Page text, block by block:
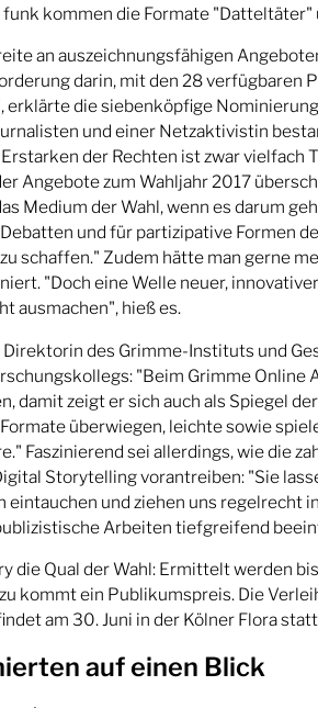
funk kommen die Formate "Datteltäter"
an auszeichnungsfähigen
darin, mit den 28 verfügbaren
erklärte die siebenköpfige
und einer Netzaktivistin
Erstarken der Rechten ist zwar vielfach
Angebote zum Wahljahr 2017
Medium der Wahl, wenn es darum
und für partizipative Formen
schaffen." Zudem hätte man gerne
"Doch eine Welle neuer,
ausmachen", hieß es.
Direktorin des Grimme-Instituts und
"Beim Grimme Online
damit zeigt er sich auch als Spiegel
überwiegen, leichte sowie
Faszinierend sei allerdings, wie die
Storytelling vorantreiben: "Sie
eintauchen und ziehen uns regelrecht
Arbeiten tiefgreifend
die Qual der Wahl: Ermittelt werden
kommt ein Publikumspreis. Die
am 30. Juni in der Kölner Flora
auf einen Blick